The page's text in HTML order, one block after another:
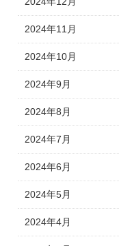
2024年11月
2024年10月
2024年9月
2024年8月
2024年7月
2024年6月
2024年5月
2024年4月